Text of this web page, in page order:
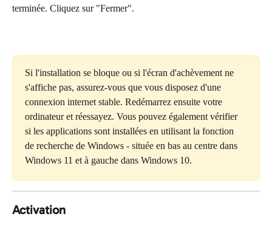
terminée. Cliquez sur "Fermer".
Si l'installation se bloque ou si l'écran d'achèvement ne
s'affiche pas, assurez-vous que vous disposez d'une
connexion internet stable. Redémarrez ensuite votre
ordinateur et réessayez. Vous pouvez également vérifier
si les applications sont installées en utilisant la fonction
de recherche de Windows - située en bas au centre dans
Windows 11 et à gauche dans Windows 10.
Activation